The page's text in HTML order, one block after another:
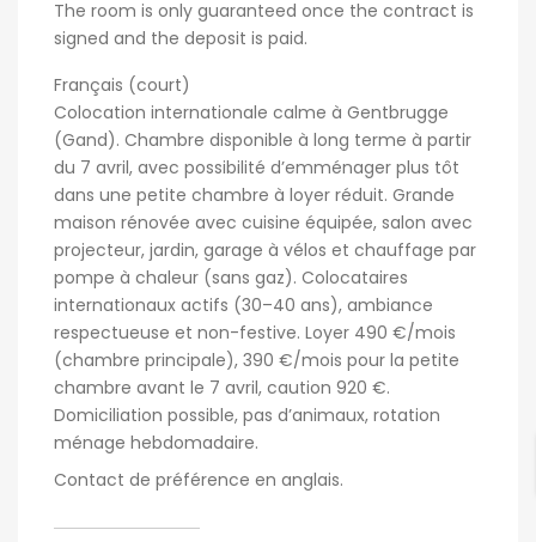
The room is only guaranteed once the contract is
signed and the deposit is paid.
Français (court)
Colocation internationale calme à Gentbrugge
(Gand). Chambre disponible à long terme à partir
du 7 avril, avec possibilité d’emménager plus tôt
dans une petite chambre à loyer réduit. Grande
maison rénovée avec cuisine équipée, salon avec
projecteur, jardin, garage à vélos et chauffage par
pompe à chaleur (sans gaz). Colocataires
internationaux actifs (30–40 ans), ambiance
respectueuse et non-festive. Loyer 490 €/mois
(chambre principale), 390 €/mois pour la petite
chambre avant le 7 avril, caution 920 €.
Domiciliation possible, pas d’animaux, rotation
ménage hebdomadaire.
Contact de préférence en anglais.